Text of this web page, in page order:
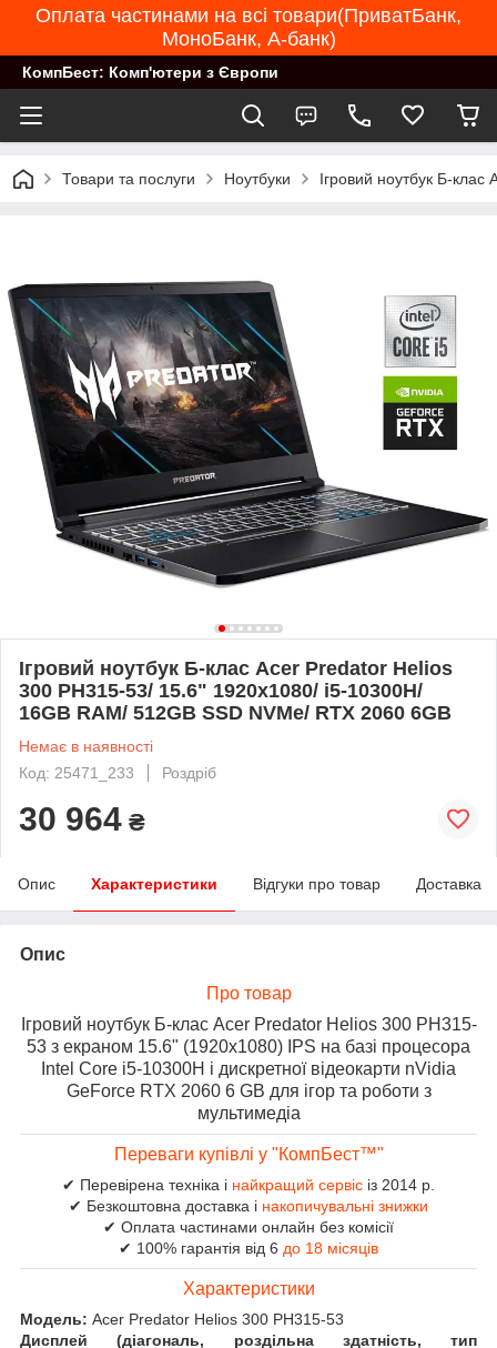
Оплата частинами на всі товари(ПриватБанк,
МоноБанк, А-банк)
КомпБест: Комп'ютери з Європи
Товари та послуги Ноутбуки Ігровий ноутбук Б-
Ігровий ноутбук Б-клас Acer Predator Helios
300 PH315-53/ 15.6" 1920x1080/ i5-10300H/
16GB RAM/ 512GB SSD NVMe/ RTX 2060 6GB
Немає в наявності
Код: 25471_233
Роздріб
30 964 ₴
Опис Характеристики Відгуки про товар Доставка
Опис
Про товар
Ігровий ноутбук Б-клас Acer Predator Helios 300 PH315-
53 з екраном 15.6" (1920x1080) IPS на базі процесора
Intel Core i5-10300H і дискретної відеокарти nVidia
GeForce RTX 2060 6 GB для ігор та роботи з
мультимедіа
Переваги купівлі у "КомпБест™"
✔ Перевірена техніка і найкращий сервіс із 2014 р.
✔ Безкоштовна доставка і накопичувальні знижки
✔ Оплата частинами онлайн без комісії
✔ 100% гарантія від 6 до 18 місяців
Характеристики
Модель: Acer Predator Helios 300 PH315-53
Дисплей (діагональ, роздільна здатність, тип